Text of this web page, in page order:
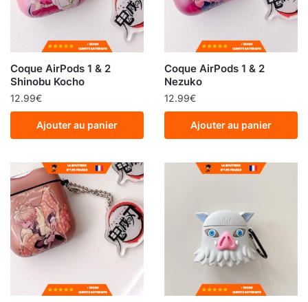
Coque AirPods 1 & 2
Shinobu Kocho
12.99€
Ajouter au panier
Coque AirPods 1 & 2
Nezuko
12.99€
Ajouter au panier